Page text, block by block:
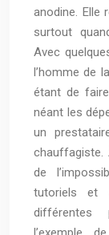
anodine.
surtout
Avec
l’homme de
étant de
néant les
un
chauffagiste.
de
tutoriels et
différentes